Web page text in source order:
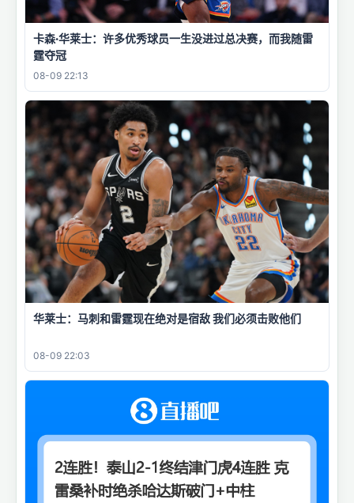
卡森·华莱士：许多优秀球员一生没进过总决赛，而我随雷
霆夺冠
08-09 22:13
华莱士：马刺和雷霆现在绝对是宿敌 我们必须击败他们
08-09 22:03